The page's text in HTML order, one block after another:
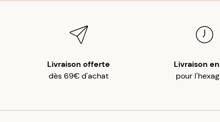
Livraison offerte
dès 69€ d'achat
Livraison
pour